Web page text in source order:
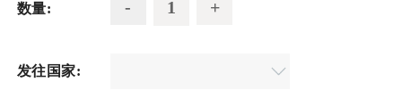
数量:
发往国家: